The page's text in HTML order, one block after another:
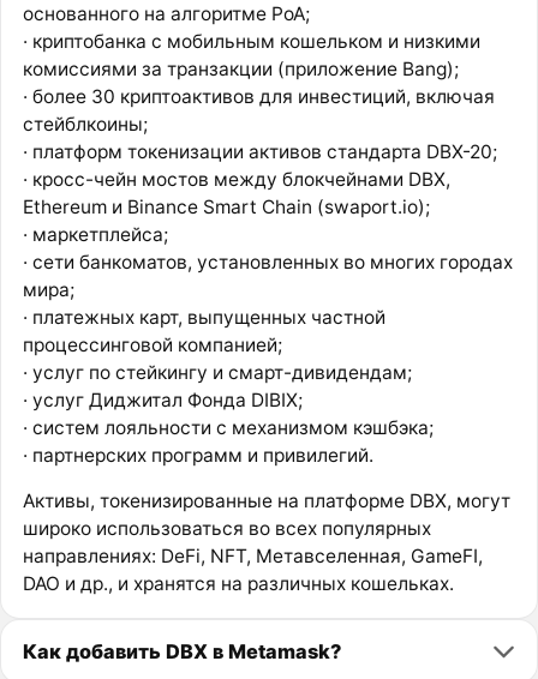
основанного на алгоритме PoA;
· криптобанка с мобильным кошельком и низкими
комиссиями за транзакции (приложение Bang);
· более 30 криптоактивов для инвестиций, включая
стейблкоины;
· платформ токенизации активов стандарта DBX-20;
· кросс-чейн мостов между блокчейнами DBX,
Ethereum и Binance Smart Chain (swaport.io);
· маркетплейса;
· сети банкоматов, установленных во многих городах
мира;
· платежных карт, выпущенных частной
процессинговой компанией;
· услуг по стейкингу и смарт-дивидендам;
· услуг Диджитал Фонда DIBIX;
· систем лояльности с механизмом кэшбэка;
· партнерских программ и привилегий.
Активы, токенизированные на платформе DBX, могут
широко использоваться во всех популярных
направлениях: DeFi, NFT, Метавселенная, GameFI,
DAO и др., и хранятся на различных кошельках.
Как добавить DBX в Metamask?